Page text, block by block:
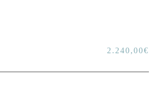
2.240,00€